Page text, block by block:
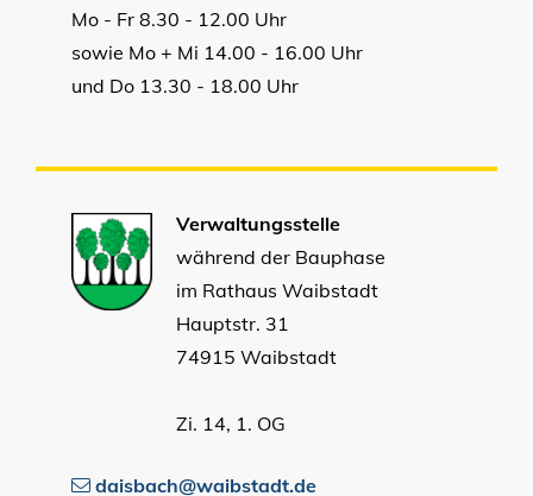
Mo - Fr 8.30 - 12.00 Uhr
sowie Mo + Mi 14.00 - 16.00 Uhr
und Do 13.30 - 18.00 Uhr
Verwaltungsstelle
während der Bauphase
im Rathaus Waibstadt
Hauptstr. 31
74915 Waibstadt
Zi. 14, 1. OG
daisbach@waibstadt.de